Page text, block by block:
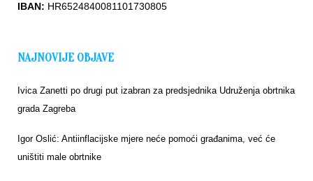
IBAN: HR6524840081101730805
NAJNOVIJE OBJAVE
Ivica Zanetti po drugi put izabran za predsjednika Udruženja obrtnika
grada Zagreba
Igor Oslić: Antiinflacijske mjere neće pomoći građanima, već će
uništiti male obrtnike